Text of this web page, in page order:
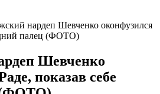
нардеп Шевченко оконфузился
палец (ФОТО)
Шевченко
показав себе